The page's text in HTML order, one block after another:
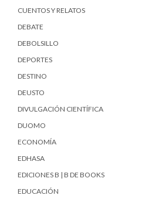
CUENTOS Y RELATOS
DEBATE
DEBOLSILLO
DEPORTES
DESTINO
DEUSTO
DIVULGACIÓN CIENTÍFICA
DUOMO
ECONOMÍA
EDHASA
EDICIONES B | B DE BOOKS
EDUCACIÓN